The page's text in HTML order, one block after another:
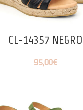
CL-14357 NEGRO
95,00€